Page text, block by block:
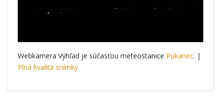
Webkamera Výhľad je súčasťou meteostanice Pukanec. |
Plná kvalita snímky